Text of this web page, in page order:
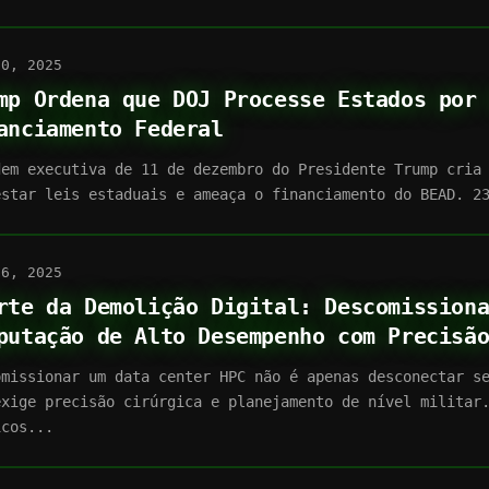
2025
Ordena que DOJ Processe Estados
Federal
executiva de 11 de dezembro do Presidente Trump
leis estaduais e ameaça o financiamento do BEAD.
2025
da Demolição Digital:
de Alto Desempenho com
um data center HPC não é apenas
precisão cirúrgica e planejamento de nível militar.